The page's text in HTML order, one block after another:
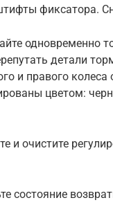
фиксатора.
одновременно
детали
и правого
цветом:
и очистите
состояние